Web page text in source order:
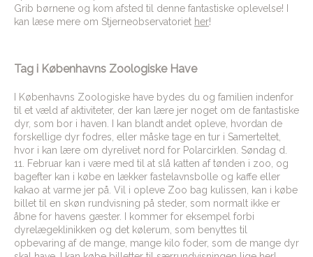
Grib børnene og kom afsted til denne fantastiske oplevelse! I
kan læse mere om Stjerneobservatoriet her!
Tag i Københavns Zoologiske Have
I Københavns Zoologiske have bydes du og familien indenfor
til et væld af aktiviteter, der kan lære jer noget om de fantastiske
dyr, som bor i haven. I kan blandt andet opleve, hvordan de
forskellige dyr fodres, eller måske tage en tur i Samerteltet,
hvor i kan lære om dyrelivet nord for Polarcirklen. Søndag d.
11. Februar kan i være med til at slå katten af tønden i zoo, og
bagefter kan i købe en lækker fastelavnsbolle og kaffe eller
kakao at varme jer på. Vil i opleve Zoo bag kulissen, kan i købe
billet til en skøn rundvisning på steder, som normalt ikke er
åbne for havens gæster. I kommer for eksempel forbi
dyrelægeklinikken og det kølerum, som benyttes til
opbevaring af de mange, mange kilo foder, som de mange dyr